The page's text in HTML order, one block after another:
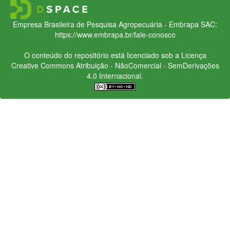
Empresa Brasileira de Pesquisa Agropecuária - Embrapa SAC:
https://www.embrapa.br/fale-conosco
O conteúdo do repositório está licenciado sob a Licença
Creative CommonsAtribuição - NãoComercial - SemDerivações
4.0 Internacional.